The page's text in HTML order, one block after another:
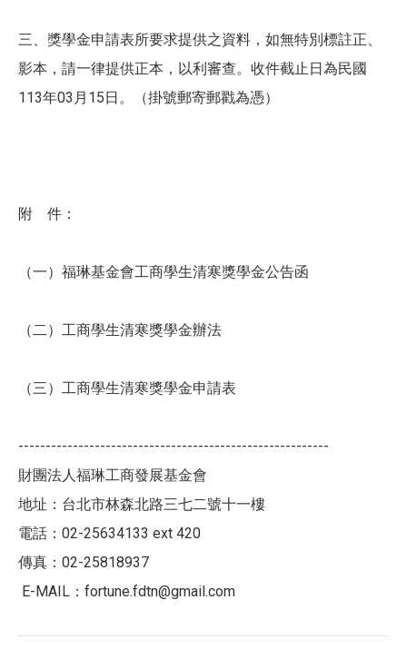
三、獎學金申請表所要求提供之資料，如無特別標註正、
影本，請一律提供正本，以利審查。收件截止日為民國
113年03月15日。（掛號郵寄郵戳為憑）
附 件：
（一）福琳基金會工商學生清寒獎學金公告函
（二）工商學生清寒獎學金辦法
（三）工商學生清寒獎學金申請表
---------------------------------------------------------
財團法人福琳工商發展基金會
地址：台北市林森北路三七二號十一樓
電話：02-25634133 ext 420
傳真：02-25818937
E-MAIL：fortune.fdtn@gmail.com